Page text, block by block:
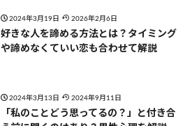
2024年3月19日 2026年2月6日
好きな人を諦める方法とは？タイミング
や諦めなくていい恋も合わせて解説
2024年3月13日 2024年9月11日
「私のことどう思ってるの？」と付き合